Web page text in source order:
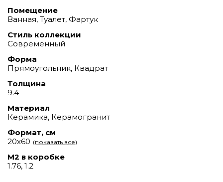
Помещение
Ванная, Туалет, Фартук
Стиль коллекции
Современный
Форма
Прямоугольник, Квадрат
Толщина
9.4
Материал
Керамика, Керамогранит
Формат, см
20х60 (показать все)
М2 в коробке
1.76, 1.2